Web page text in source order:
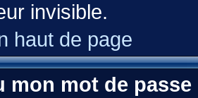
invisible.
haut de page
mon mot de passe